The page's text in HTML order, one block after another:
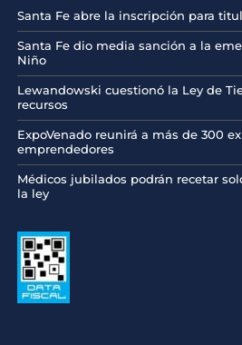
Santa Fe abre la inscripción para
Santa Fe dio media sanción a la
Niño
Lewandowski cuestionó la Ley de
recursos
ExpoVenado reunirá a más de 300
emprendedores
Médicos jubilados podrán recetar
la ley